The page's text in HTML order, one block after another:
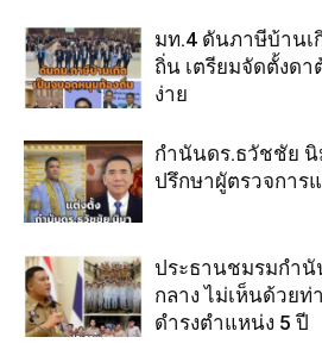
มท.4 ดันภาษีบ้านเ
ถิ่น เตรียมจัดตั้งด
ง่าย
กำนันดร.ธวัชชัย นิ
ปรึกษาผูัตรวจการ
ประธานชมรมกำ
กลาง ไม่เห็นด้วยท่
ดำรงตำแหน่ง 5 ปี